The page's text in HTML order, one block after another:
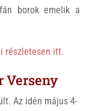
borok emelik a
részletesen itt.
Verseny
Az idén május 4-